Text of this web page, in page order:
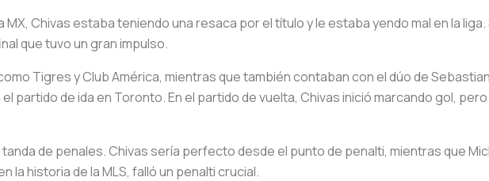
Chivas estaba teniendo una resaca por el título y le estaba yendo mal en la
que tuvo un gran impulso.
Tigres y Club América, mientras que también contaban con el dúo de
partido de ida en Toronto. En el partido de vuelta, Chivas inició marcando gol,
de penales. Chivas sería perfecto desde el punto de penalti, mientras que
la historia de la MLS, falló un penalti crucial.